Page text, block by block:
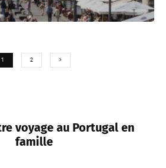
1 2
voyage au Portugal en
famille